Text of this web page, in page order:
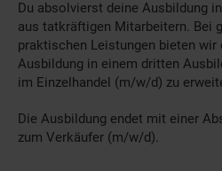
Du absolvierst deine Ausbildung
aus tatkräftigen Mitarbeitern. Bei
praktischen Leistungen bieten
Ausbildung in einem dritten
im Einzelhandel (m/w/d) zu
Die Ausbildung endet mit einer
zum Verkäufer (m/w/d).